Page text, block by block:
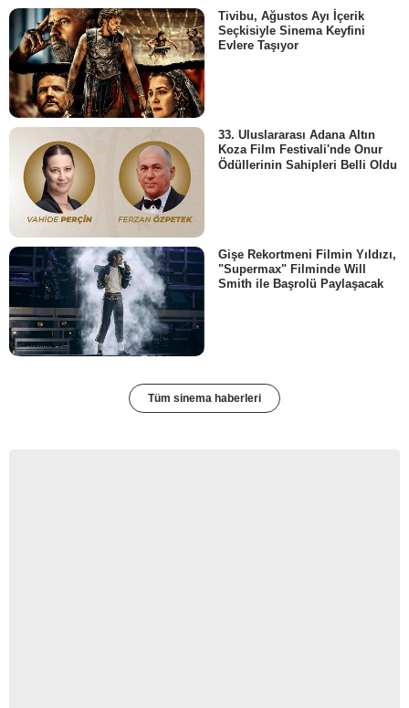
Tivibu, Ağustos Ayı İçerik
Seçkisiyle Sinema Keyfini
Evlere Taşıyor
33. Uluslararası Adana Altın
Koza Film Festivali'nde Onur
Ödüllerinin Sahipleri Belli Oldu
Gişe Rekortmeni Filmin Yıldızı,
"Supermax" Filminde Will
Smith ile Başrolü Paylaşacak
Tüm sinema haberleri